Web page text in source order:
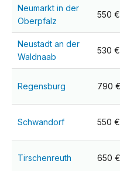
Neumarkt in der
Oberpfalz
550
Neustadt an der
Waldnaab
530
Regensburg 790
Schwandorf 550
Tirschenreuth 650